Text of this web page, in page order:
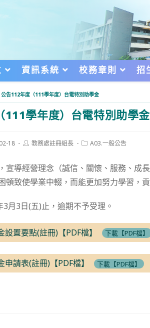
資訊系統 校務章則 招
公告112年度（111學年度）台電特別助學金
111學年度）台電特別助學金
18
Post教務處註冊組長
PostA03.一般公告
宣導經營理念（誠信、關懷、服務、成
頓致使學業中輟，而能更加努力學習，
月3日(五)止，逾期不予受理。
置要點(註冊)【PDF檔】 下載【PDF檔】
請表(註冊)【PDF檔】 下載【PDF檔】